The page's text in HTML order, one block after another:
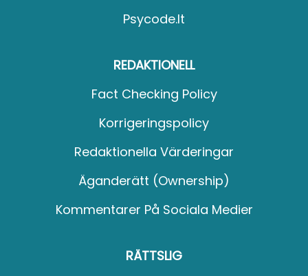
Psycode.it
REDAKTIONELL
Fact Checking Policy
Korrigeringspolicy
Redaktionella Värderingar
Äganderätt (Ownership)
Kommentarer På Sociala Medier
RÄTTSLIG